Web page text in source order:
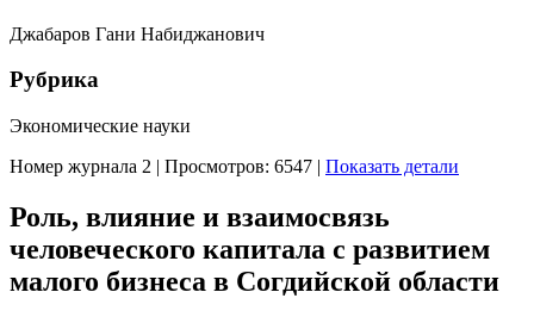
Джабаров Гани Набиджанович
Рубрика
Экономические науки
Номер журнала 2 | Просмотров: 6547 | Показать детали
Роль, влияние и взаимосвязь
человеческого капитала с развитием
малого бизнеса в Согдийской области